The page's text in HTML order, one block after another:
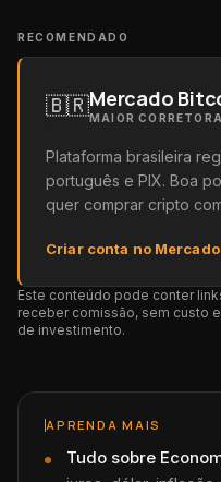
RECOMENDADO
🇧🇷Mercado
MAIOR
Plataforma brasileira
português e PIX. Boa
quer comprar cripto
Criar conta no
Este conteúdo pode conter
receber comissão, sem custo
de investimento.
APRENDA MAIS
Tudo sobre